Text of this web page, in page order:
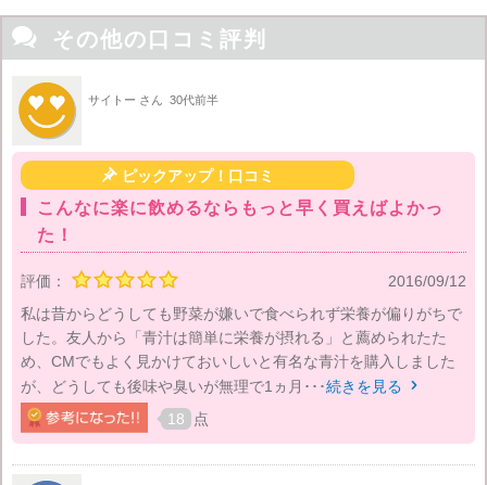
 その他の口コミ評判
サイトー さん 30代前半
ピックアップ！口コミ
こんなに楽に飲めるならもっと早く買えばよかっ
た！
評価：
2016/09/12
私は昔からどうしても野菜が嫌いで食べられず栄養が偏りがちで
した。友人から「青汁は簡単に栄養が摂れる」と薦められたた
め、CMでもよく見かけておいしいと有名な青汁を購入しました
が、どうしても後味や臭いが無理で1ヵ月･･･続きを見る 
18 点